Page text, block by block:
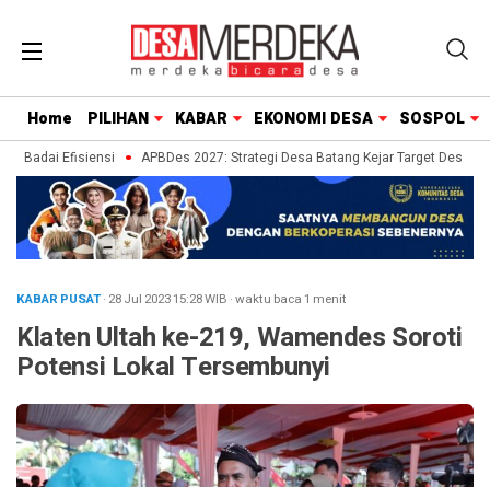
Home PILIHAN KABAR EKONOMI DESA SOSPOL
Badai Efisiensi APBDes 2027: Strategi Desa Batang Kejar Target Desa
KABAR PUSAT· 28 Jul 202315:28WIB ·waktu baca 1 menit
Klaten Ultah ke-219, Wamendes Soroti
Potensi Lokal Tersembunyi